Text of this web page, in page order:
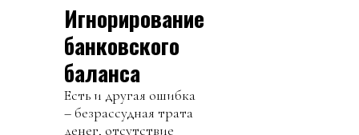
Игнорирование
банковского
баланса
Есть и другая ошибка
– безрассудная трата
денег, отсутствие